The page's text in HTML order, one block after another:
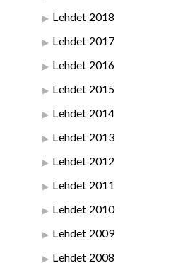
Lehdet 2018
Lehdet 2017
Lehdet 2016
Lehdet 2015
Lehdet 2014
Lehdet 2013
Lehdet 2012
Lehdet 2011
Lehdet 2010
Lehdet 2009
Lehdet 2008